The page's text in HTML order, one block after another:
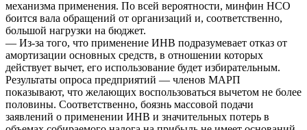
механизма применения. По всей вероятности, минфин НСО
боится вала обращений от организаций и, соответственно,
большой нагрузки на бюджет.
— Из-за того, что применение ИНВ подразумевает отказ от
амортизации основных средств, в отношении которых
действует вычет, его использование будет избирательным.
Результаты опроса предприятий — членов МАРП
показывают, что желающих воспользоваться вычетом не более
половины. Соответственно, боязнь массовой подачи
заявлений о применении ИНВ и значительных потерь в